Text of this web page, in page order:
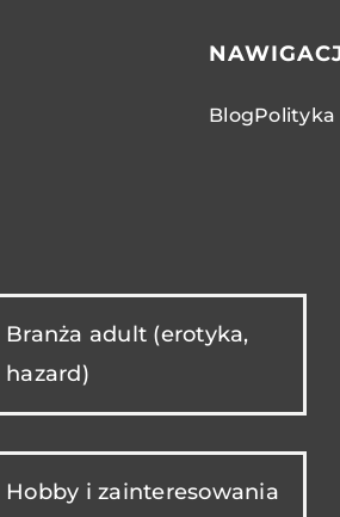
Blog
Branża adult (erotyka,
hazard)
Hobby i zainteresowania